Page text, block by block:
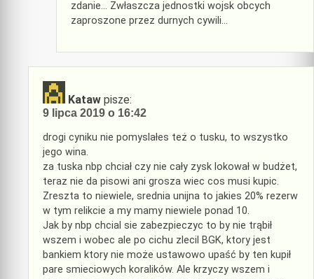
zdanie… Zwłaszcza jednostki wojsk obcych
zaproszone przez durnych cywili…
Kataw pisze:
9 lipca 2019 o 16:42
drogi cyniku nie pomyslałes też o tusku, to wszystko
jego wina.
za tuska nbp chciał czy nie cały zysk lokował w budżet,
teraz nie da pisowi ani grosza wiec cos musi kupic.
Zreszta to niewiele, srednia unijna to jakies 20% rezerw
w tym relikcie a my mamy niewiele ponad 10.
Jak by nbp chcial sie zabezpieczyc to by nie trąbił
wszem i wobec ale po cichu zlecil BGK, ktory jest
bankiem ktory nie może ustawowo upaść by ten kupił
pare smieciowych koralików. Ale krzyczy wszem i